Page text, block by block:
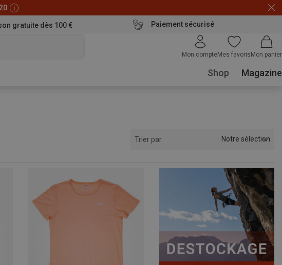
gratuite dès 100 € Paiement sécurisé
Mon compteMes favoris Mon panier
Shop Magazine
Trier par Notre sélection